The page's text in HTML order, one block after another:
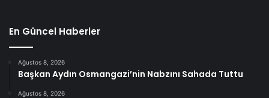
En Güncel Haberler
Ağustos 8, 2026
Başkan Aydın Osmangazi’nin Nabzını Sahada Tuttu
Ağustos 8, 2026